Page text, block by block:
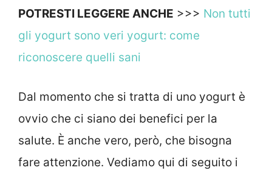
POTRESTI LEGGERE ANCHE >>> Non tutti
gli yogurt sono veri yogurt: come
riconoscere quelli sani
Dal momento che si tratta di uno yogurt è
ovvio che ci siano dei benefici per la
salute. È anche vero, però, che bisogna
fare attenzione. Vediamo qui di seguito i